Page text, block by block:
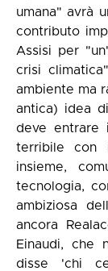
umana" avrà
contributo
Assisi per
crisi
ambiente ma
antica) idea
deve entrare
terribile con
insieme,
tecnologia,
ambiziosa
ancora
Einaudi, che
disse 'chi